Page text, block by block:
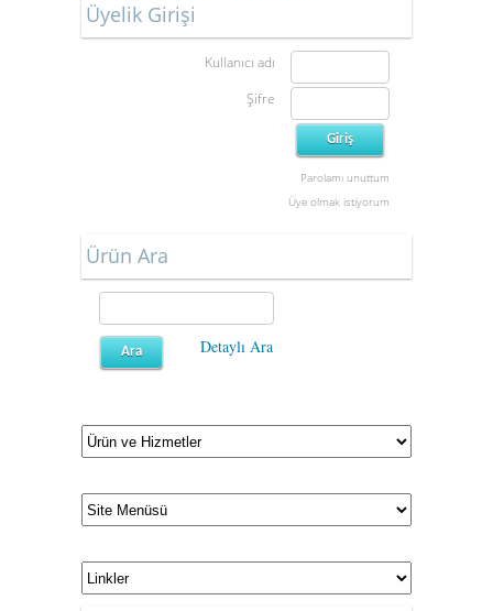
Üyelik Girişi
Kullanıcı adı
Şifre
Parolamı unuttum
Üye olmak istiyorum
Ürün Ara
Detaylı Ara